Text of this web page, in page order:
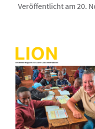
Veröffentlicht am 20.